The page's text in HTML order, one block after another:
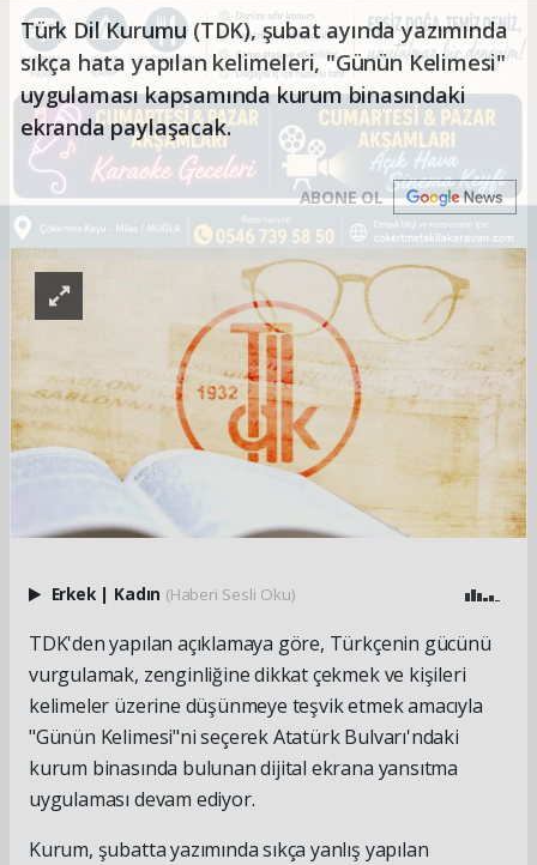
Türk Dil Kurumu (TDK), şubat ayında yazımında
sıkça hata yapılan kelimeleri, "Günün Kelimesi"
uygulaması kapsamında kurum binasındaki
ekranda paylaşacak.
ABONE OL
Erkek | Kadın (Haberi Sesli Oku)
TDK'den yapılan açıklamaya göre, Türkçenin gücünü
vurgulamak, zenginliğine dikkat çekmek ve kişileri
kelimeler üzerine düşünmeye teşvik etmek amacıyla
"Günün Kelimesi"ni seçerek Atatürk Bulvarı'ndaki
kurum binasında bulunan dijital ekrana yansıtma
uygulaması devam ediyor.
Kurum, şubatta yazımında sıkça yanlış yapılan